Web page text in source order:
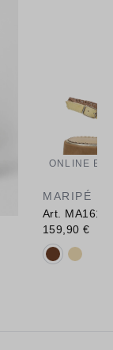
ONLINE
MARIPÉ
Art. MA161
159,90 €
Verfügbare